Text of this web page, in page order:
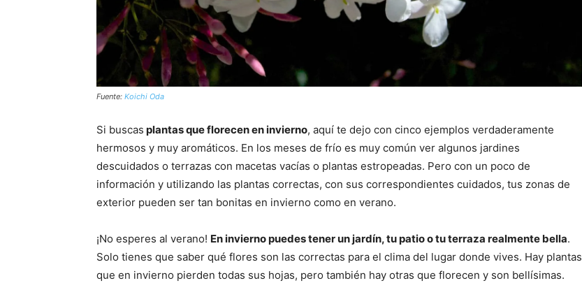
Fuente: Koichi Oda
Si buscas plantas que florecen en invierno, aquí te dejo con cinco ejemplos verdaderamente
hermosos y muy aromáticos. En los meses de frío es muy común ver algunos jardines
descuidados o terrazas con macetas vacías o plantas estropeadas. Pero con un poco de
información y utilizando las plantas correctas, con sus correspondientes cuidados, tus zonas de
exterior pueden ser tan bonitas en invierno como en verano.
¡No esperes al verano! En invierno puedes tener un jardín, tu patio o tu terraza realmente bella.
Solo tienes que saber qué flores son las correctas para el clima del lugar donde vives. Hay plantas
que en invierno pierden todas sus hojas, pero también hay otras que florecen y son bellísimas.